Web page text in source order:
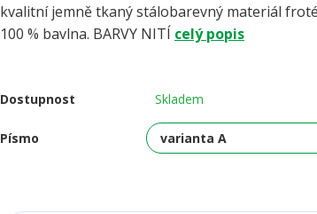
kvalitní jemně tkaný stálobarevný materiál
100 % bavlna. BARVY NITÍ celý popis
Dostupnost Skladem
Písmo